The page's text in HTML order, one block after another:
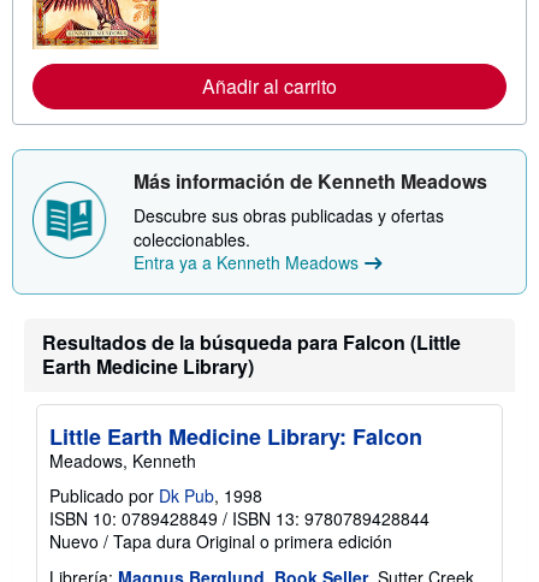
r
a
d
e
v
o
a
c
i
n
o
e
l
a
n
v
o
Añadir al carrito
Más información de Kenneth Meadows
Descubre sus obras publicadas y ofertas
coleccionables.
Entra ya a Kenneth Meadows
Resultados de la búsqueda para Falcon (Little
Earth Medicine Library)
Little Earth Medicine Library: Falcon
Meadows, Kenneth
Publicado por Dk Pub, 1998
ISBN 10: 0789428849 / ISBN 13: 9780789428844
Nuevo / Tapa dura Original o primera edición